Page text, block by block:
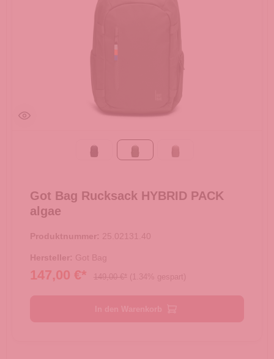
Black algae oyster
Got Bag Rucksack HYBRID PACK
algae
Produktnummer: 25.02131.40
Hersteller: Got Bag
147,00 €* 149,00 €* (1.34% gespart)